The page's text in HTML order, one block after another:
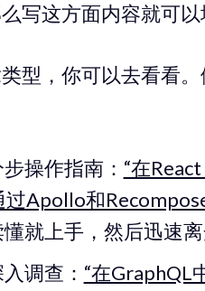
写这方面内容就可以
型，你可以去看看
操作指南： “在
过Apollo和
就上手，然后迅速离
调查： “在GraphQL